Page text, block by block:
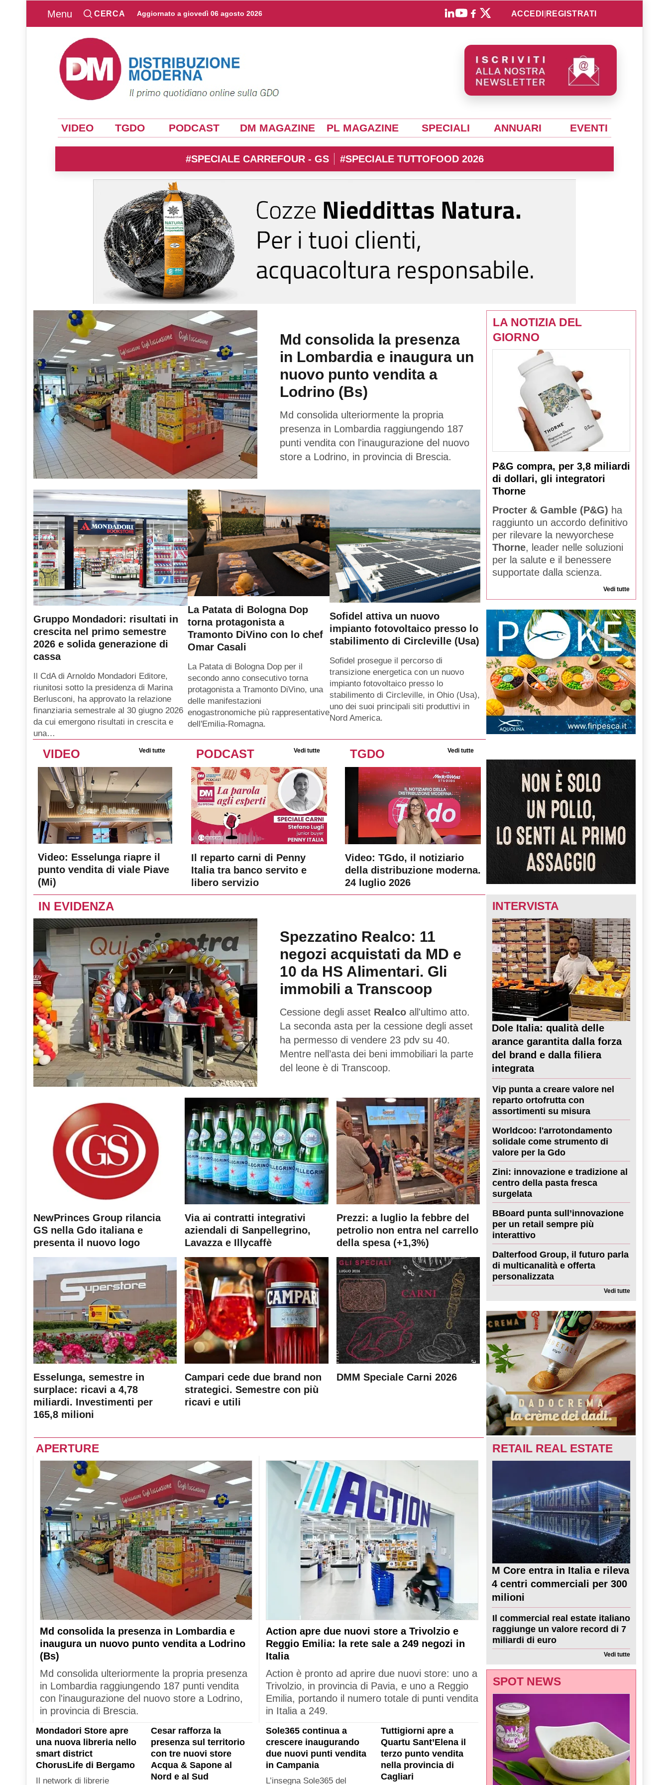
Menu CERCA Aggiornato a giovedì 06 agosto 2026 ACCEDI REGISTRATI
VIDEO TGDO PODCAST DM MAGAZINE PL MAGAZINE SPECIALI ANNUARI EVENTI
#SPECIALE CARREFOUR - GS #SPECIALE TUTTOFOOD 2026
Md consolida la presenza
in Lombardia e inaugura un
nuovo punto vendita a
Lodrino (Bs)
Md consolida ulteriormente la propria
presenza in Lombardia raggiungendo 187
punti vendita con l'inaugurazione del nuovo
store a Lodrino, in provincia di Brescia.
Gruppo Mondadori: risultati in
crescita nel primo semestre
2026 e solida generazione di
cassa
Il CdA di Arnoldo Mondadori Editore,
riunitosi sotto la presidenza di Marina
Berlusconi, ha approvato la relazione
finanziaria semestrale al 30 giugno 2026
da cui emergono risultati in crescita e
una…
La Patata di Bologna Dop
torna protagonista a
Tramonto DiVino con lo chef
Omar Casali
La Patata di Bologna Dop per il
secondo anno consecutivo torna
protagonista a Tramonto DiVino, una
delle manifestazioni
enogastronomiche più rappresentative
dell'Emilia-Romagna.
Sofidel attiva un nuovo
impianto fotovoltaico presso lo
stabilimento di Circleville (Usa)
Sofidel prosegue il percorso di
transizione energetica con un nuovo
impianto fotovoltaico presso lo
stabilimento di Circleville, in Ohio (Usa),
uno dei suoi principali siti produttivi in
Nord America.
LA NOTIZIA DEL
GIORNO
P&G compra, per 3,8 miliardi
di dollari, gli integratori
Thorne
Procter & Gamble (P&G) ha
raggiunto un accordo definitivo
per rilevare la newyorchese
Thorne, leader nelle soluzioni
per la salute e il benessere
supportate dalla scienza.
Vedi tutte
VIDEO Vedi tutte
Video: Esselunga riapre il
punto vendita di viale Piave
(Mi)
PODCAST Vedi tutte
Il reparto carni di Penny
Italia tra banco servito e
libero servizio
TGDO Vedi tutte
Video: TGdo, il notiziario
della distribuzione moderna.
24 luglio 2026
IN EVIDENZA
Spezzatino Realco: 11
negozi acquistati da MD e
10 da HS Alimentari. Gli
immobili a Transcoop
Cessione degli asset Realco all'ultimo atto.
La seconda asta per la cessione degli asset
ha permesso di vendere 23 pdv su 40.
Mentre nell’asta dei beni immobiliari la parte
del leone è di Transcoop.
NewPrinces Group rilancia
GS nella Gdo italiana e
presenta il nuovo logo
Via ai contratti integrativi
aziendali di Sanpellegrino,
Lavazza e Illycaffè
Prezzi: a luglio la febbre del
petrolio non entra nel carrello
della spesa (+1,3%)
Esselunga, semestre in
surplace: ricavi a 4,78
miliardi. Investimenti per
165,8 milioni
Campari cede due brand non
strategici. Semestre con più
ricavi e utili
DMM Speciale Carni 2026
INTERVISTA
Dole Italia: qualità delle
arance garantita dalla forza
del brand e dalla filiera
integrata
Vip punta a creare valore nel
reparto ortofrutta con
assortimenti su misura
Worldcoo: l'arrotondamento
solidale come strumento di
valore per la Gdo
Zini: innovazione e tradizione al
centro della pasta fresca
surgelata
BBoard punta sull’innovazione
per un retail sempre più
interattivo
Dalterfood Group, il futuro parla
di multicanalità e offerta
personalizzata
Vedi tutte
APERTURE
Md consolida la presenza in Lombardia e
inaugura un nuovo punto vendita a Lodrino
(Bs)
Md consolida ulteriormente la propria presenza
in Lombardia raggiungendo 187 punti vendita
con l'inaugurazione del nuovo store a Lodrino,
in provincia di Brescia.
Action apre due nuovi store a Trivolzio e
Reggio Emilia: la rete sale a 249 negozi in
Italia
Action è pronto ad aprire due nuovi store: uno a
Trivolzio, in provincia di Pavia, e uno a Reggio
Emilia, portando il numero totale di punti vendita
in Italia a 249.
Mondadori Store apre
una nuova libreria nello
smart district
ChorusLife di Bergamo
Il network di librerie
Cesar rafforza la
presenza sul territorio
con tre nuovi store
Acqua & Sapone al
Nord e al Sud
Sole365 continua a
crescere inaugurando
due nuovi punti vendita
in Campania
L’insegna Sole365 del
Tuttigiorni apre a
Quartu Sant’Elena il
terzo punto vendita
nella provincia di
Cagliari
RETAIL REAL ESTATE
M Core entra in Italia e rileva
4 centri commerciali per 300
milioni
Il commercial real estate italiano
raggiunge un valore record di 7
miliardi di euro
Vedi tutte
SPOT NEWS